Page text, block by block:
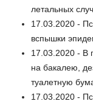
летальных
17.03.2020 -
вспышки
17.03.2020 - В
на бакалею,
туалетную
17.03.2020 -